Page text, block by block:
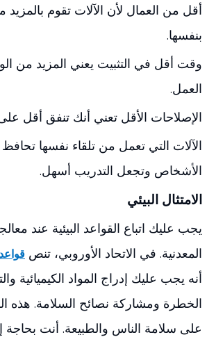
أقل من العمال لأن الآلات تقوم
بنفسها.
وقت أقل في التثبيت يعني المزيد من
العمل.
الإصلاحات الأقل تعني أنك تنفق أقل
الآلات التي تعمل من تلقاء نفسها
الأشخاص وتجعل التدريب أسهل.
الامتثال البيئي
يجب عليك اتباع القواعد البيئية عند
المعدنية. في الاتحاد الأوروبي، تنص قواعد REACH
أنه يجب عليك إدراج المواد الكيميائية
الخطرة ومشاركة نصائح السلامة. هذه
على سلامة الناس والطبيعة. أنت بحاجة